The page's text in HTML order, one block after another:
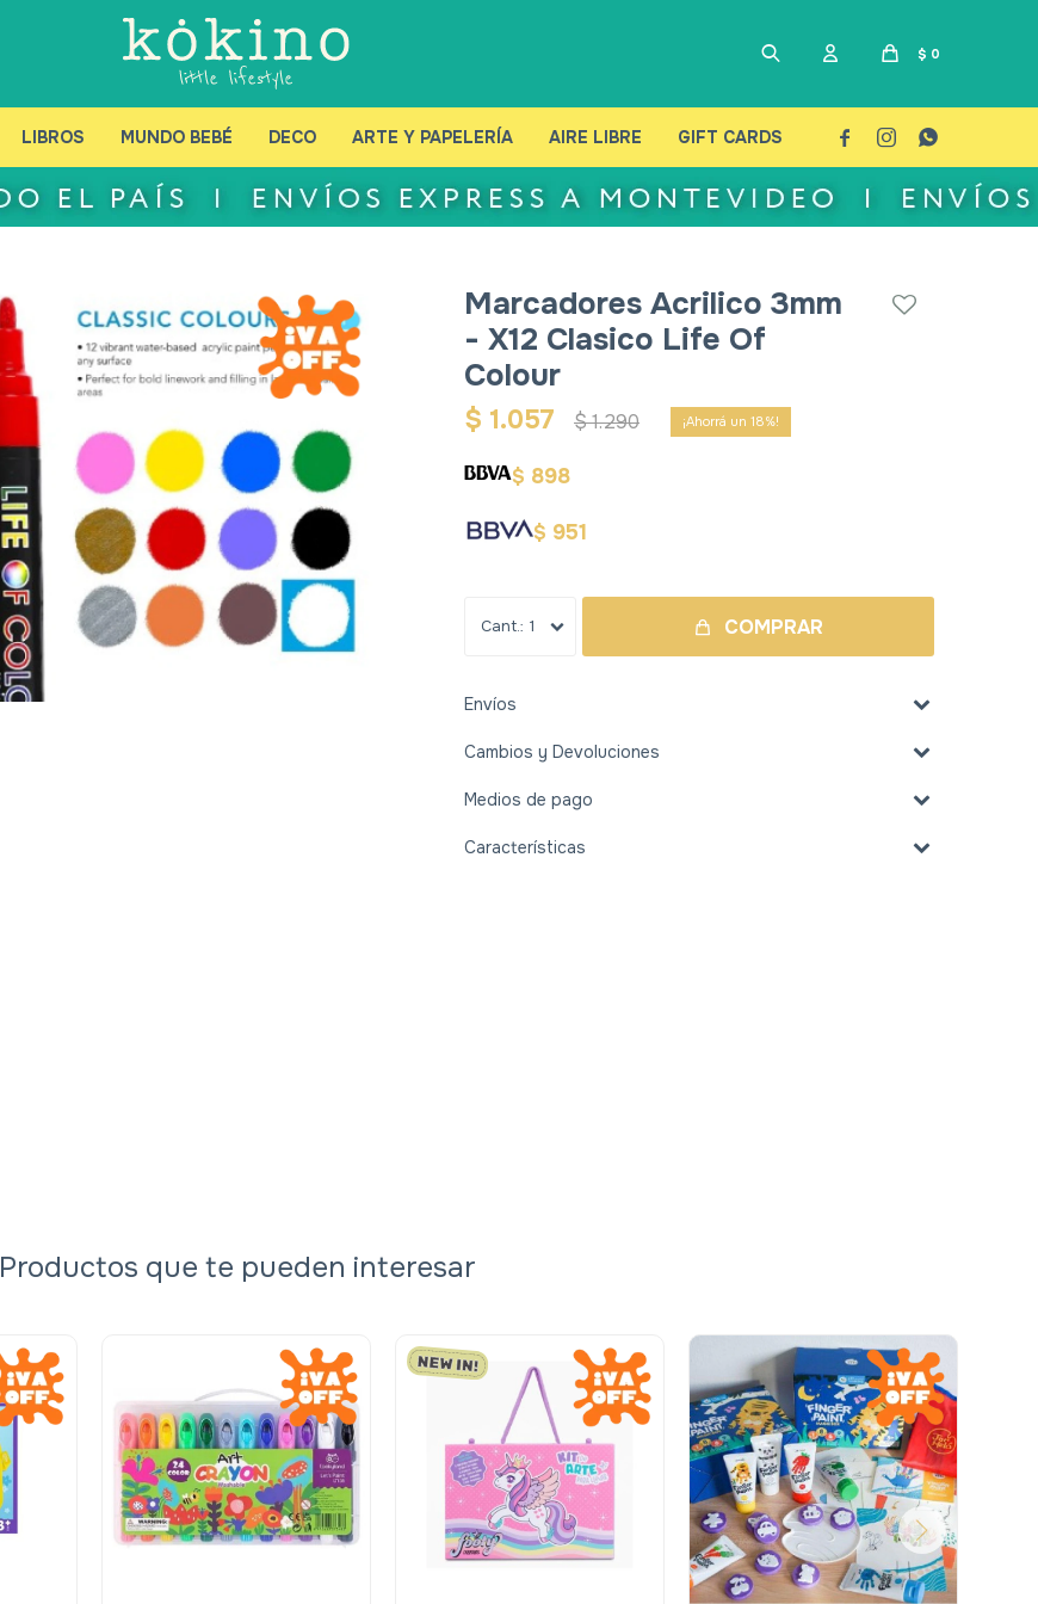
LIBROS MUNDO BEBÉ DECO ARTE Y PAPELERÍA AIRE LIBRE GIFT CARDS
$ 0
  
Marcadores Acrilico 3mm
- X12 Clasico Life Of
Colour
$ 1.057 $1.290 18
$ 898
$ 951
1 COMPRAR
Envíos
Cambios y Devoluciones
Medios de pago
Características
Productos que te pueden interesar